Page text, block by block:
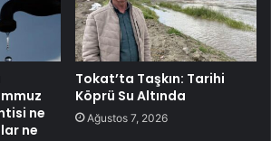
ne
ne
Tokat’ta Taşkın: Tarihi
Köprü Su Altında
Ağustos 7, 2026